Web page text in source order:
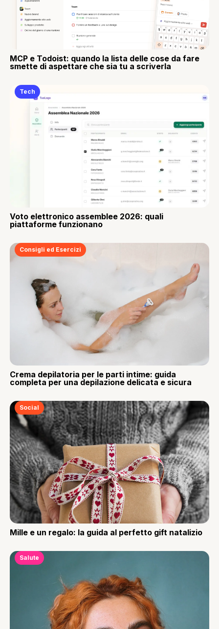
MCP e Todoist: quando la lista delle cose da fare
smette di aspettare che sia tu a scriverla
Tech
Voto elettronico assemblee 2026: quali
piattaforme funzionano
Consigli ed Esercizi
Crema depilatoria per le parti intime: guida
completa per una depilazione delicata e sicura
Social
Mille e un regalo: la guida al perfetto gift natalizio
Salute